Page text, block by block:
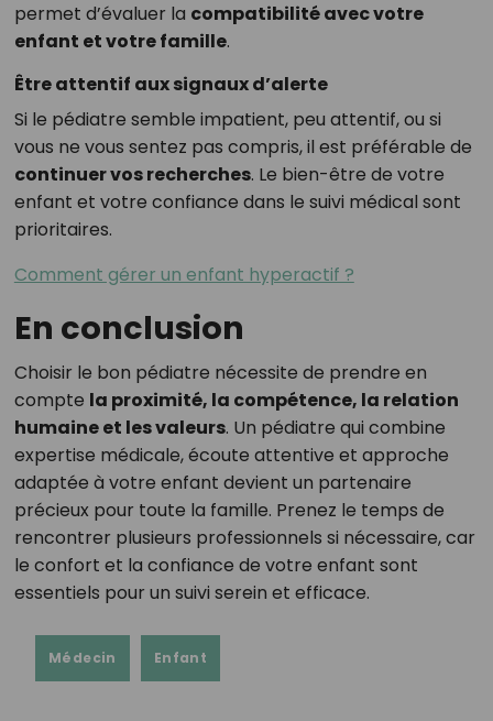
permet d’évaluer la compatibilité avec votre
enfant et votre famille.
Être attentif aux signaux d’alerte
Si le pédiatre semble impatient, peu attentif, ou si
vous ne vous sentez pas compris, il est préférable de
continuer vos recherches. Le bien-être de votre
enfant et votre confiance dans le suivi médical sont
prioritaires.
Comment gérer un enfant hyperactif ?
En conclusion
Choisir le bon pédiatre nécessite de prendre en
compte la proximité, la compétence, la relation
humaine et les valeurs. Un pédiatre qui combine
expertise médicale, écoute attentive et approche
adaptée à votre enfant devient un partenaire
précieux pour toute la famille. Prenez le temps de
rencontrer plusieurs professionnels si nécessaire, car
le confort et la confiance de votre enfant sont
essentiels pour un suivi serein et efficace.
Médecin Enfant